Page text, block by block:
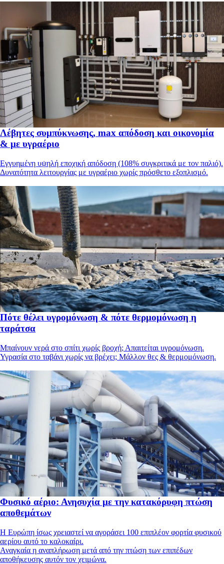
Λέβητες συμπύκνωσης, max απόδοση και οικονομία
& με υγραέριο
Εγγυημένη υψηλή εποχική απόδοση (108% συγκριτικά με τον παλιό).
Δυνατότητα λειτουργίας με υγραέριο χωρίς πρόσθετο εξοπλισμό.
Πότε θέλει υγρομόνωση & πότε θερμομόνωση η
ταράτσα
Μπαίνουν νερά στο σπίτι χωρίς βροχή; Απαιτείται υγρομόνωση.
Υγρασία στο ταβάνι χωρίς να βρέχει; Μάλλον θες & θερμομόνωση.
Φυσικό αέριο: Ανησυχία με την κατακόρυφη πτώση
αποθεμάτων
Η Ευρώπη ίσως χρειαστεί να αγοράσει 100 επιπλέον φορτία φυσικού
αερίου αυτό το καλοκαίρι.
Αναγκαία η αναπλήρωση μετά από την πτώση των επιπέδων
αποθήκευσης αυτόν τον χειμώνα.